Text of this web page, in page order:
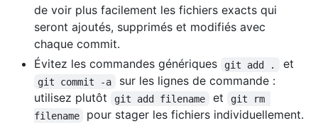
de voir plus facilement les fichiers exacts qui
seront ajoutés, supprimés et modifiés avec
chaque commit.
Évitez les commandes génériques
git add . et
git commit -a
sur les lignes de commande :
utilisez plutôt
git add filename et
git rm
filename
pour stager les fichiers individuellement.